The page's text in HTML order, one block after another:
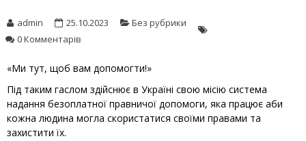
admin 25.10.2023
Без рубрики
0 Комментарів
«Ми тут, щоб вам допомогти!»
Під таким гаслом здійснює в Україні свою місію система
надання безоплатної правничої допомоги, яка працює аби
кожна людина могла скористатися своїми правами та
захистити їх.